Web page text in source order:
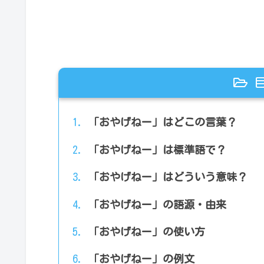
「おやげねー」はどこの言葉？
「おやげねー」は標準語で？
「おやげねー」はどういう意味？
「おやげねー」の語源・由来
「おやげねー」の使い方
「おやげねー」の例文